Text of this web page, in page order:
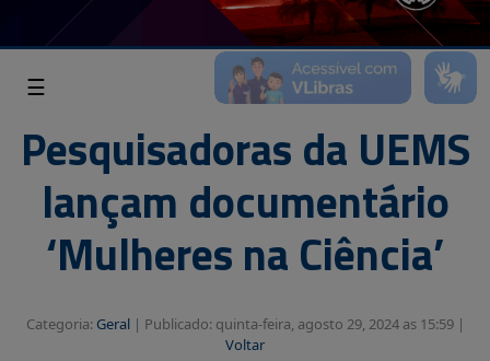
☰
Pesquisadoras da UEMS
lançam documentário
‘Mulheres na Ciência’
Categoria: Geral| Publicado: quinta-feira, agosto 29, 2024 as 15:59 |
Voltar